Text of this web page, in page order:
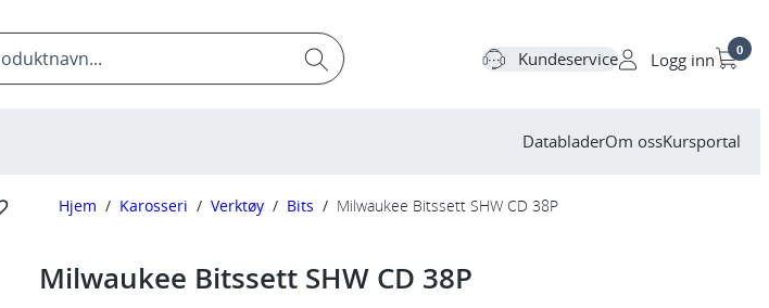
Kundeservice Logg inn 0
DatabladerOm ossKursportal
Hjem / Karosseri / Verktøy / Bits / Milwaukee Bitssett SHW CD 38P
Milwaukee Bitssett SHW CD 38P